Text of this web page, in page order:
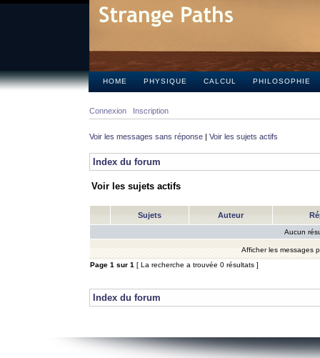
HOME PHYSIQUE CALCUL PHILOSOPHIE
Connexion Inscription
Voir les messages sans réponse | Voir les sujets actifs
Index du forum
Voir les sujets actifs
Sujets Auteur
Aucun
Afficher les messages
Page 1 sur 1 [ La recherche a trouvée 0 résultats ]
Index du forum